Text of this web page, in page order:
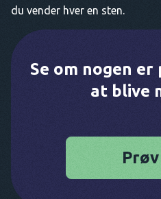
du vender hver en sten.
Se om nogen er
at blive